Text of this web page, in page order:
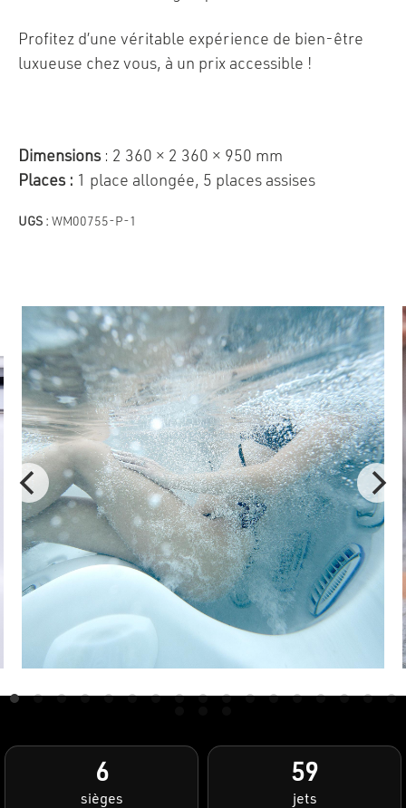
Profitez d’une véritable expérience de bien-être
luxueuse chez vous, à un prix accessible !
Dimensions: 2 360 × 2 360 × 950 mm
Places : 1 place allongée, 5 places assises
UGS : WM00755-P-1
6
sièges
59
jets